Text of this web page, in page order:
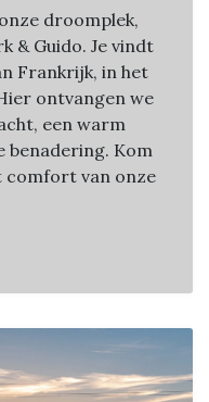
droomplek,
& Guido. Je vindt
Frankrijk, in het
ontvangen we
een warm
benadering. Kom
comfort van onze